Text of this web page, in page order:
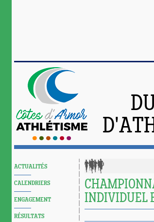
ACTUALITÉS
CALENDRIERS
ENGAGEMENT
RÉSULTATS
INDIVIDUEL